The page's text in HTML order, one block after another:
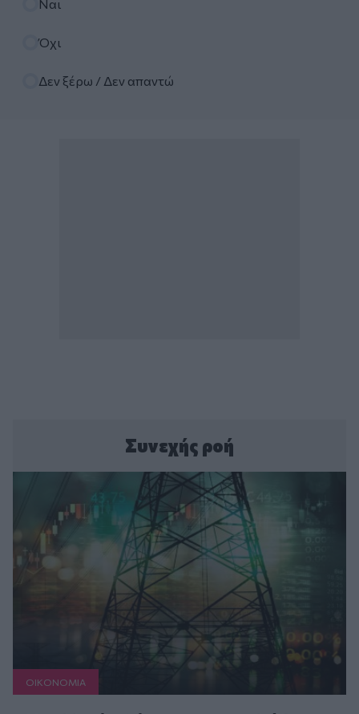
Ναι
Όχι
Δεν ξέρω / Δεν απαντώ
Συνεχής ροή
ΟΙΚΟΝΟΜΙΑ